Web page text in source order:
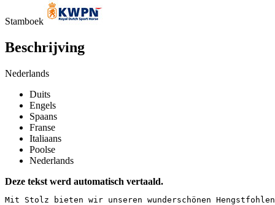
Stamboek
Beschrijving
Nederlands
Duits
Engels
Spaans
Franse
Italiaans
Poolse
Nederlands
Deze tekst werd automatisch vertaald.
Mit Stolz bieten wir unseren wunderschönen